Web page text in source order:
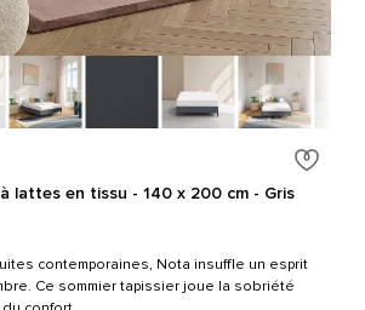
lattes en tissu - 140 x 200 cm - Gris
contemporaines, Nota insuffle un esprit
Ce sommier tapissier joue la sobriété